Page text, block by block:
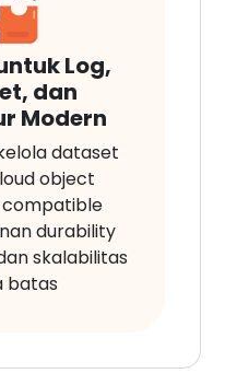
Log,
dan
Modern
dataset
object
compatible
durability
skalabilitas
batas